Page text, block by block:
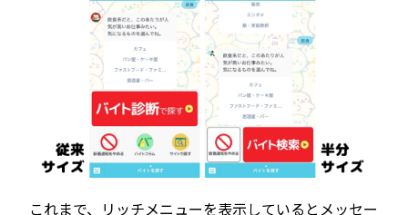
これまで、リッチメニューを表示しているとメッセー